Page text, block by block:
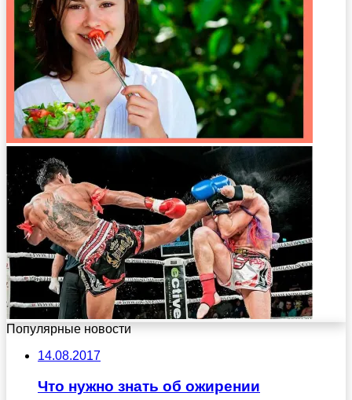
Популярные новости
14.08.2017
Что нужно знать об ожирении